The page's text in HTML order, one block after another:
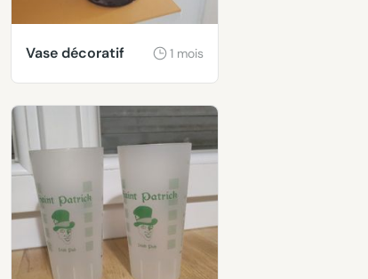
Vase décoratif 1 mois